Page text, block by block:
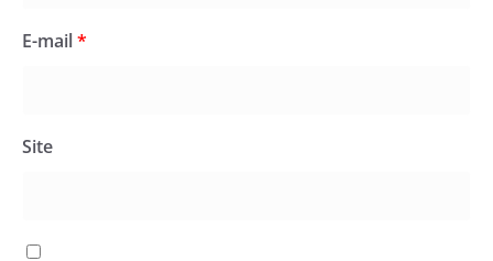
E-mail*
Site